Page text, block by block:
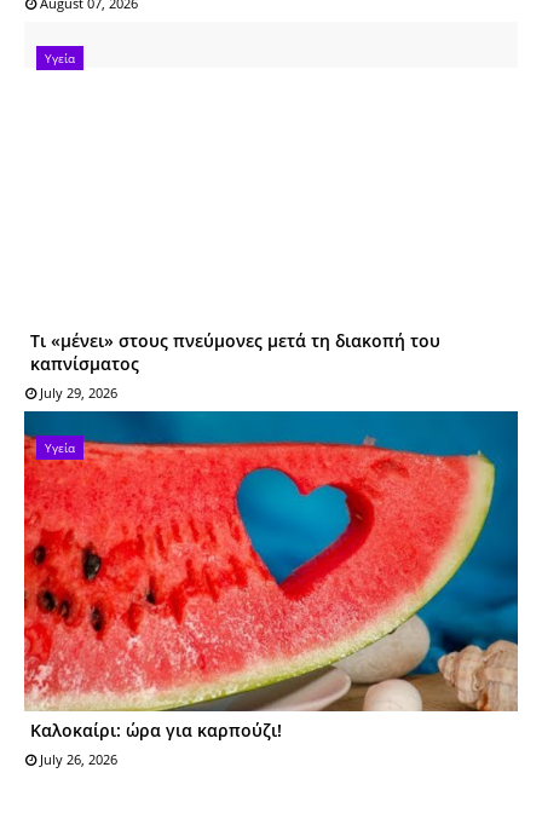
Υγεία
Τι «μένει» στους πνεύμονες μετά τη διακοπή του
καπνίσματος
July 29, 2026
Υγεία
Καλοκαίρι: ώρα για καρπούζι!
July 26, 2026